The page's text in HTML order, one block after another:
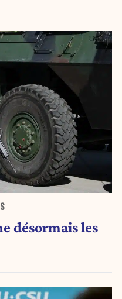
désormais les